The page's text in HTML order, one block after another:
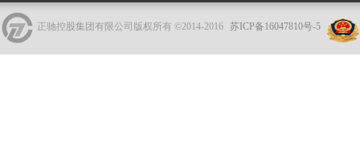
正驰控股集团有限公司版权所有 ©2014-2016 苏ICP备16047810号-5